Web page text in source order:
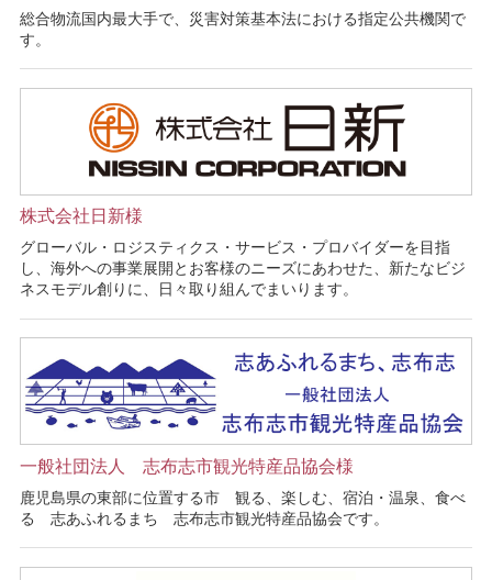
総合物流国内最大手で、災害対策基本法における指定公共機関で
す。
株式会社日新様
グローバル・ロジスティクス・サービス・プロバイダーを目指
し、海外への事業展開とお客様のニーズにあわせた、新たなビジ
ネスモデル創りに、日々取り組んでまいります。
一般社団法人 志布志市観光特産品協会様
鹿児島県の東部に位置する市 観る、楽しむ、宿泊・温泉、食べ
る 志あふれるまち 志布志市観光特産品協会です。